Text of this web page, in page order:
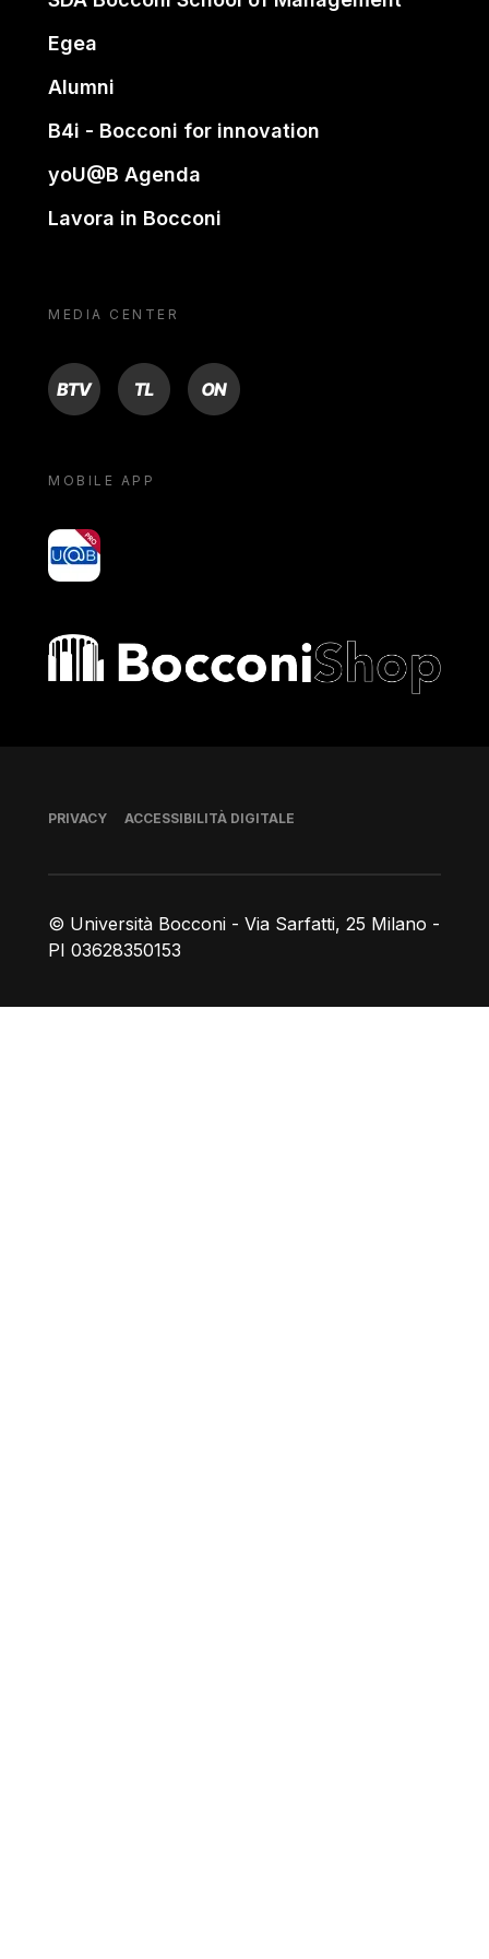
Egea
Alumni
B4i - Bocconi for innovation
yoU@B Agenda
Lavora in Bocconi
MEDIA CENTER
BTV TL ON
MOBILE APP
yoU@B
Bocconi shop
© Università Bocconi - Via Sarfatti, 25 Milano -
PI 03628350153
Piè di pagina
PRIVACY ACCESSIBILITÀ DIGITALE